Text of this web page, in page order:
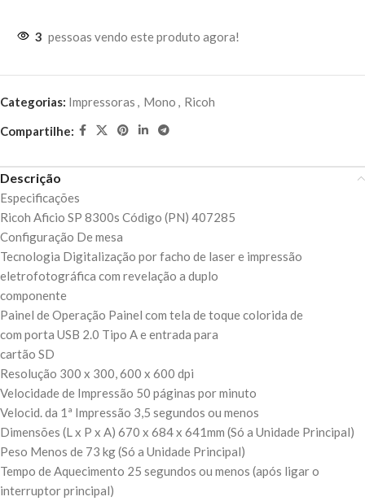
3 pessoas vendo este produto agora!
Categorias: Impressoras , Mono , Ricoh
Compartilhe:
Descrição
Especificações
Ricoh Aficio SP 8300s Código (PN) 407285
Configuração De mesa
Tecnologia Digitalização por facho de laser e impressão
eletrofotográfica com revelação a duplo
componente
Painel de Operação Painel com tela de toque colorida de
com porta USB 2.0 Tipo A e entrada para
cartão SD
Resolução 300 x 300, 600 x 600 dpi
Velocidade de Impressão 50 páginas por minuto
Velocid. da 1ª Impressão 3,5 segundos ou menos
Dimensões (L x P x A) 670 x 684 x 641mm (Só a Unidade Principal)
Peso Menos de 73 kg (Só a Unidade Principal)
Tempo de Aquecimento 25 segundos ou menos (após ligar o
interruptor principal)